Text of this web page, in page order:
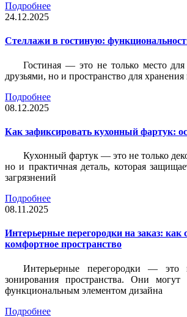
Подробнее
24.12.2025
Стеллажи в гостиную:
Гостиная — это не только место
друзьями, но и пространство для
Подробнее
08.12.2025
Как зафиксировать кухонный фартук:
Кухонный фартук — это не только
но и практичная деталь, которая
загрязнений
Подробнее
08.11.2025
Интерьерные перегородки на заказ: как
комфортное пространство
Интерьерные перегородки — это
зонирования пространства. Они
функциональным элементом дизайна
Подробнее